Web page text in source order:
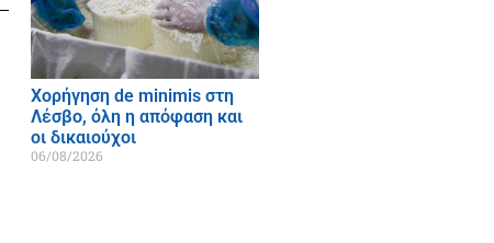
Χορήγηση de minimis στη
Λέσβο, όλη η απόφαση και
οι δικαιούχοι
06/08/2026